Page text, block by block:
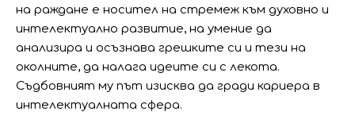
на раждане е носител на стремеж към духовно и
интелектуално развитие, на умение да
анализира и осъзнава грешките си и тези на
околните, да налага идеите си с лекота.
Съдбовният му път изисква да гради кариера в
интелектуалната сфера.